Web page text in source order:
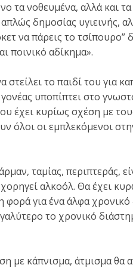
τα νοθευμένα, αλλά και
δημοσίας υγιεινής,
να πάρεις το τσίπουρο”
ποινικό αδίκημα».
το παιδί του για
γονέας υποπίπτει στο
έχει κυρίως σχέση με
όλοι οι εμπλεκόμενοι
ταμίας, περιπτεράς,
αλκοόλ. Θα έχει
για ένα άλφα χρονικό
το χρονικό
με κάπνισμα, άτμισμα θα